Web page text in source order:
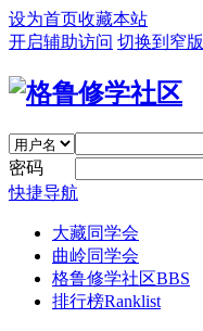
设为首页收藏本站
开启辅助访问 切换到窄版
密码
快捷导航
大藏同学会
曲岭同学会
格鲁修学社区BBS
排行榜Ranklist